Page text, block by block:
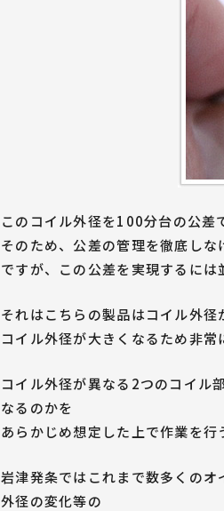
このコイル外径を100分台の公差
そのため、公差の管理を徹底しな
ですが、この公差を実現するには
それはこちらの製品はコイル外
コイル外径が大きくなるため非常
コイル外径が異なる2つのコイル
なるのかを
あらかじめ想定した上で作業を行
岩津発条ではこれまで数多くの
外径の変化等の